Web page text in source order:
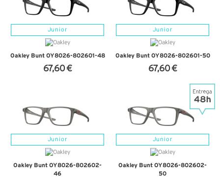
Junior
Oakley Bunt OY8026-802601-48
67,60 €
Junior
Oakley Bunt OY8026-802601-50
67,60 €
Junior
Oakley Bunt OY8026-802602-
46
Junior
Oakley Bunt OY8026-802602-
50